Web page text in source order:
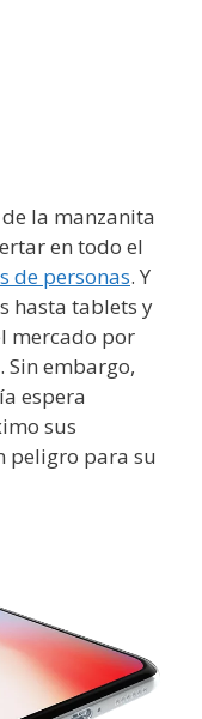
la manzanita
en todo el
de personas. Y
hasta tablets y
mercado por
embargo,
espera
sus
peligro para su